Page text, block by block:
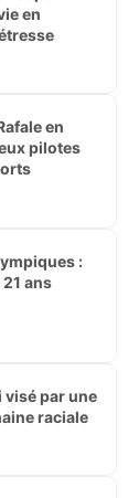
en
en
pilotes
:
ans
visé par une
raciale